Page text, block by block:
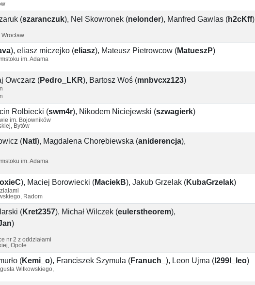
(szaranczuk), Nel Skowronek (nelonder), Manfred Gawlas (h2cKff)
), eliasz miczejko (eliasz), Mateusz Pietrowcow (MatueszP)
im. Adama
Owczarz (Pedro_LKR), Bartosz Woś (mnbvcxz123)
Rolbiecki (swm4r), Nikodem Niciejewski (szwagierk)
im. Bojowników
Bytów
(NatI ), Magdalena Chorębiewska (aniderencja),
im. Adama
), Maciej Borowiecki (MaciekB), Jakub Grzelak (KubaGrzelak)
Radom
(Kret2357), Michał Wilczek (eulerstheorem),
)
nr 2 z oddziałami
Opole
(Kemi_o), Franciszek Szymula (Franuch_ ), Leon Ujma ( l299l_leo)
Witkowskiego,